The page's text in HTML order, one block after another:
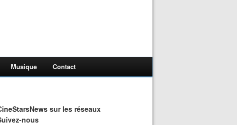
Musique Contact
sur les réseaux
nous